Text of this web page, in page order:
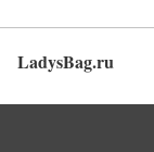
LadysBag.ru